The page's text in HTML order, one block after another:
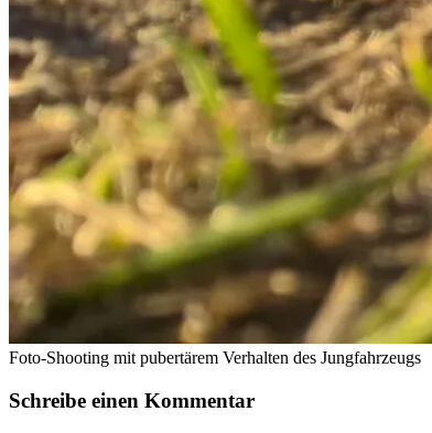
Foto-Shooting mit pubertärem Verhalten des Jungfahrzeugs
Schreibe einen Kommentar